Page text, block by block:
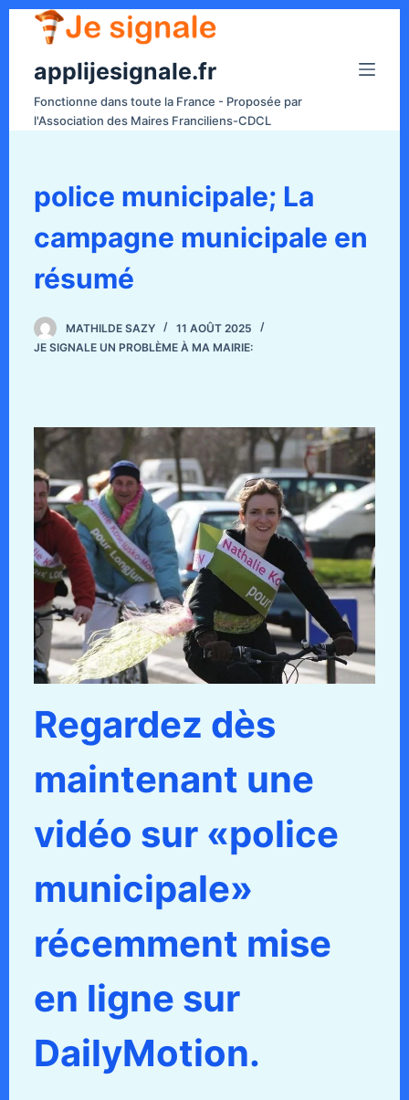
applijesignale.fr
Fonctionne dans toute la France - Proposée par
l'Association des Maires Franciliens-CDCL
police municipale; La
campagne municipale en
résumé
MATHILDE SAZY
11 AOÛT 2025
JE SIGNALE UN PROBLÈME À MA MAIRIE:
Regardez dès
maintenant une
vidéo sur «police
municipale»
récemment mise
en ligne sur
DailyMotion.